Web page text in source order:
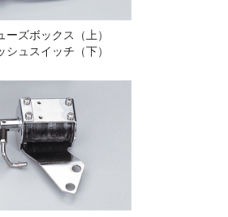
ーズボックス（上）
シュスイッチ（下）